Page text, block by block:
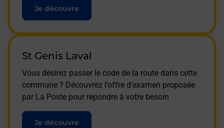
Je découvre
St Genis Laval
Vous désirez passer le code de la route dans cette
commune ? Découvrez l’offre d’examen proposée
par La Poste pour répondre à votre besoin
Je découvre